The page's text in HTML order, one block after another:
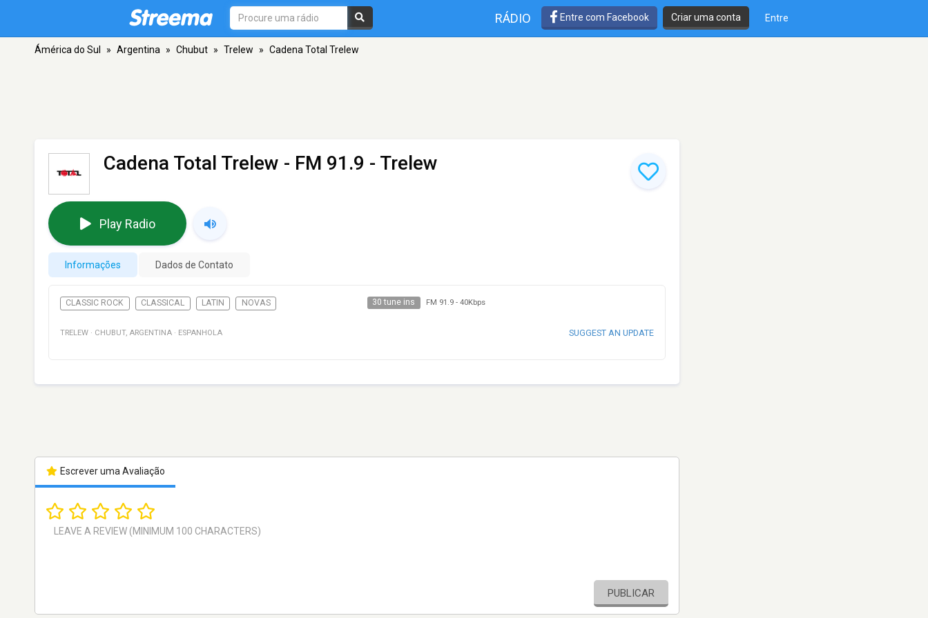
RÁDIO Entre com Facebook Criar uma conta Entre
Ámérica do Sul » Argentina » Chubut » Trelew » Cadena Total Trelew
Cadena Total Trelew - FM 91.9 - Trelew
Play Radio
Informações Dados de Contato
CLASSIC ROCK CLASSICAL LATIN NOVAS 30 tune ins FM 91.9- 40Kbps
TRELEW · CHUBUT, ARGENTINA · ESPANHOLA SUGGEST AN UPDATE
Escrever uma Avaliação
PUBLICAR